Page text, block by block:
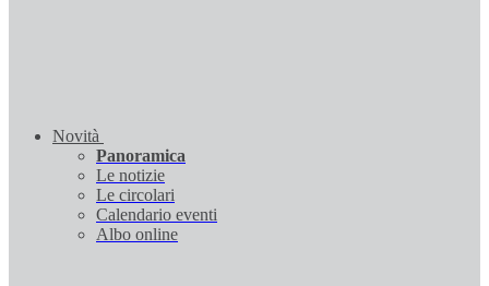
Novità
Panoramica
Le notizie
Le circolari
Calendario eventi
Albo online